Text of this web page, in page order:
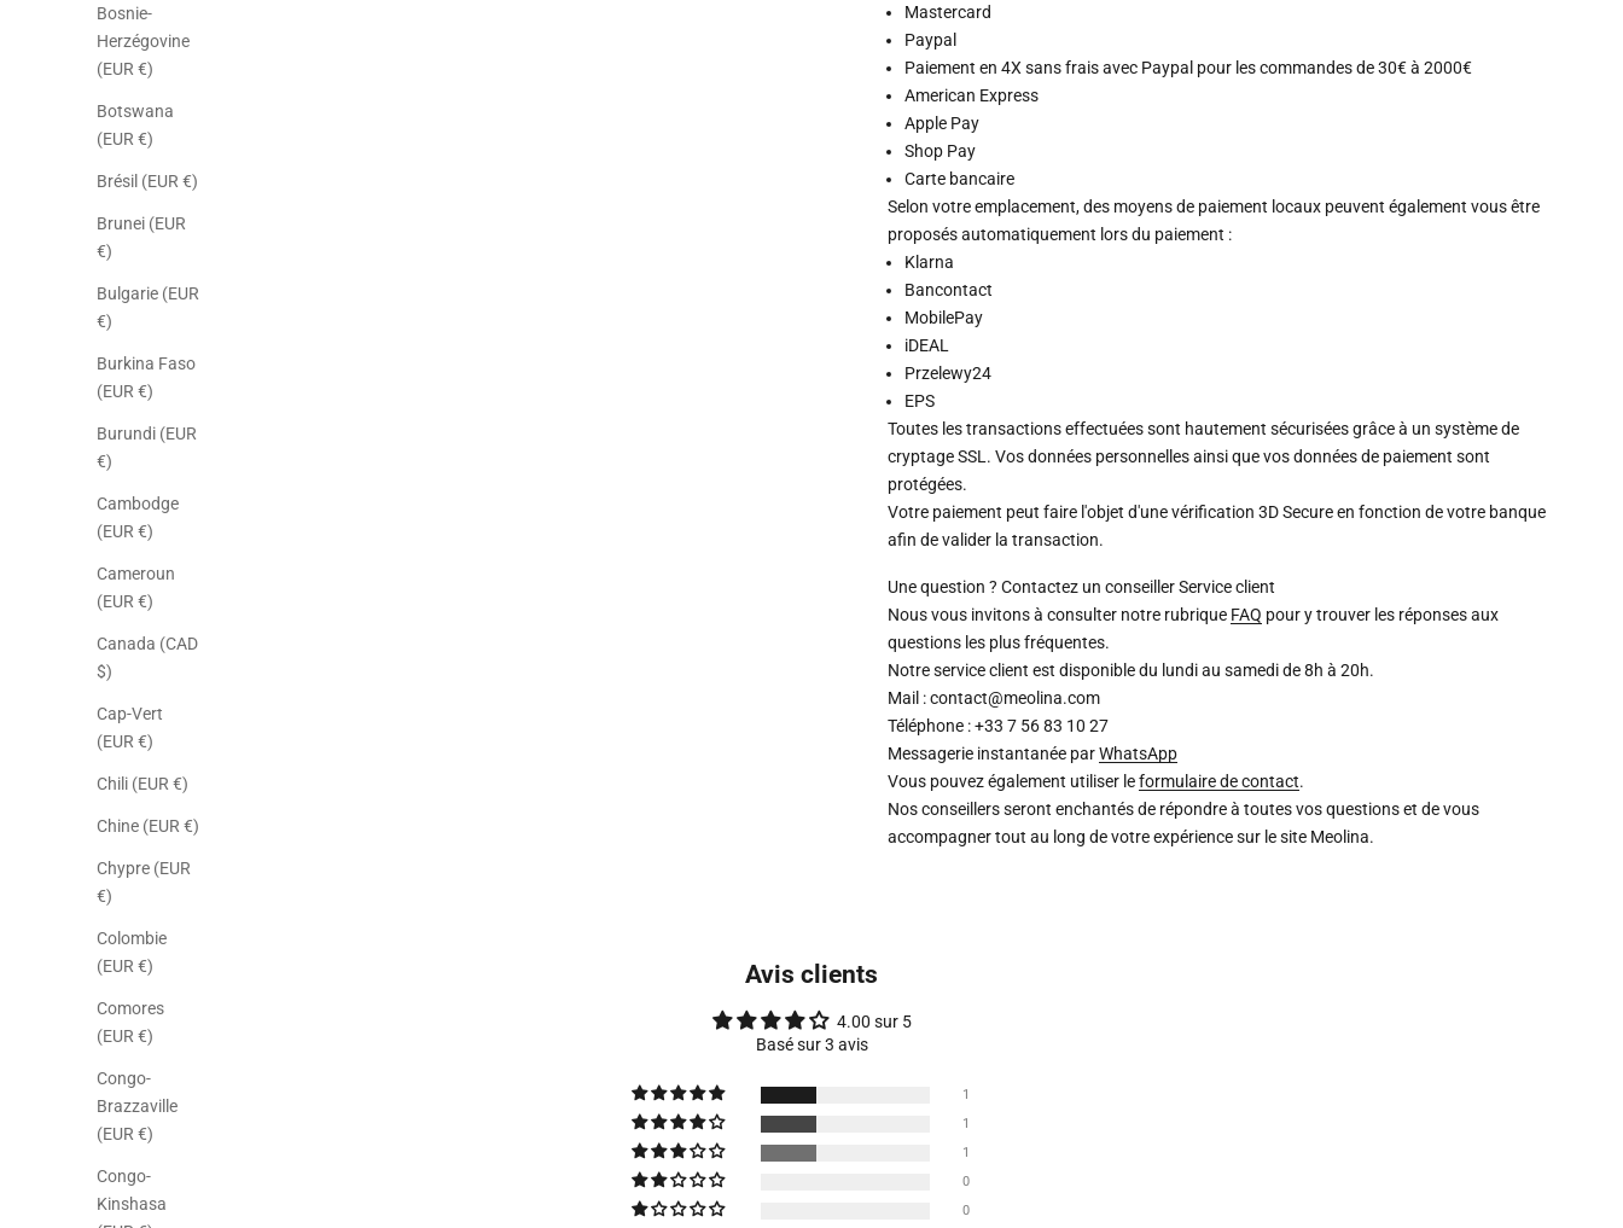
Bosnie-
Herzégovine
(EUR €)
Botswana
(EUR €)
Brésil (EUR €)
Brunei (EUR
€)
Bulgarie (EUR
€)
Burkina Faso
(EUR €)
Burundi (EUR
€)
Cambodge
(EUR €)
Cameroun
(EUR €)
Canada (CAD
$)
Cap-Vert
(EUR €)
Chili (EUR €)
Chine (EUR €)
Chypre (EUR
€)
Colombie
(EUR €)
Comores
(EUR €)
Congo-
Brazzaville
(EUR €)
Congo-
Kinshasa
Mastercard
Paypal
Paiement en 4X sans frais avec Paypal pour les commandes de 30€ à 2000€
American Express
Apple Pay
Shop Pay
Carte bancaire
Selon votre emplacement, des moyens de paiement locaux peuvent également vous être
proposés automatiquement lors du paiement :
Klarna
Bancontact
MobilePay
iDEAL
Przelewy24
EPS
Toutes les transactions effectuées sont hautement sécurisées grâce à un système de
cryptage SSL. Vos données personnelles ainsi que vos données de paiement sont
protégées.
Votre paiement peut faire l'objet d'une vérification 3D Secure en fonction de votre banque
afin de valider la transaction.
Une question ? Contactez un conseiller Service client
Nous vous invitons à consulter notre rubrique FAQ pour y trouver les réponses aux
questions les plus fréquentes.
Notre service client est disponible du lundi au samedi de 8h à 20h.
Mail : contact@meolina.com
Téléphone : +33 7 56 83 10 27
Messagerie instantanée parWhatsApp
Vous pouvez également utiliser leformulaire de contact.
Nos conseillers seront enchantés de répondre à toutes vos questions et de vous
accompagner tout au long de votre expérience sur le site Meolina.
Avis clients
4.00 sur 5
Basé sur 3 avis
1
1
1
0
0